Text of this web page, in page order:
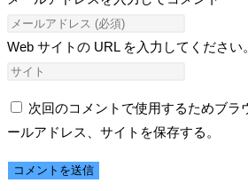
Web サイトの URL を入力してください
次回のコメントで使用するためブラ
ールアドレス、サイトを保存する。